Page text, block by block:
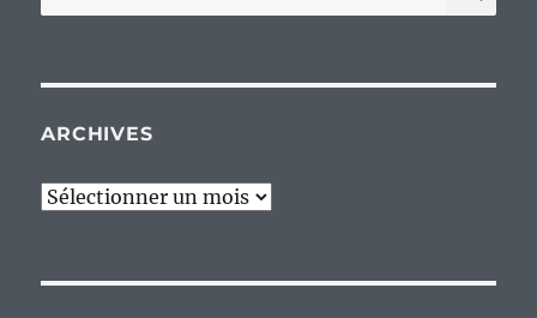
pour :
ARCHIVES
Archives